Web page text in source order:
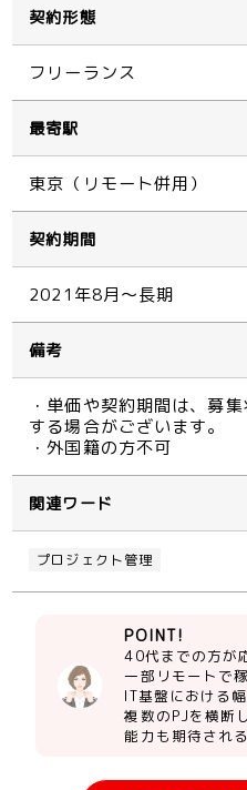
契約形態
フリーランス
最寄駅
東京（リモート併用）
契約期間
2021年8月～長期
備考
・単価や契約期間は、募
する場合がございます。
・外国籍の方不可
関連ワード
プロジェクト管理
POINT!
40代までの方が
一部リモートで稼
IT基盤における
複数のPJを横断
能力も期待され